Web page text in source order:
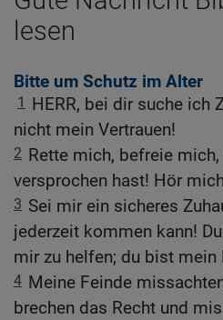
lesen
Bitte um Schutz im Alter
1
HERR, bei dir suche ich
nicht mein Vertrauen!
2 Rette mich, befreie
versprochen hast! Hör
3 Sei mir ein sicheres
jederzeit kommen kann!
mir zu helfen; du bist mein
4 Meine Feinde
brechen das Recht und